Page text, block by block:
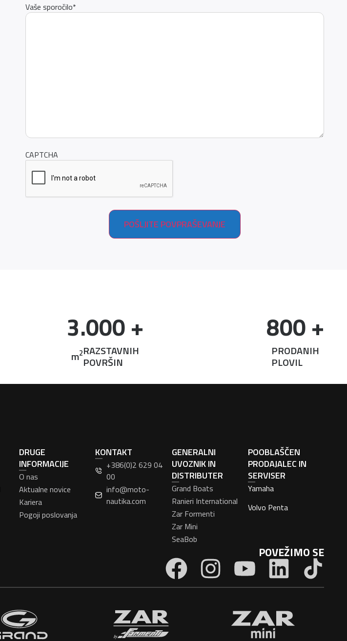
Vaše sporočilo*
CAPTCHA
m2RAZSTAVNIH
POVRŠIN
3.000 +
PRODANIH
PLOVIL
800 +
DRUGE
INFORMACIJE
O nas
Aktualne novice
Kariera
Pogoji poslovanja
KONTAKT
+386(0)2 629 04
00
info@moto-
nautika.com
GENERALNI
UVOZNIK IN
DISTRIBUTER
Grand Boats
Ranieri International
Zar Formenti
Zar Mini
SeaBob
POOBLAŠČEN
PRODAJALEC IN
SERVISER
Yamaha
Volvo Penta
POVEŽIMO SE